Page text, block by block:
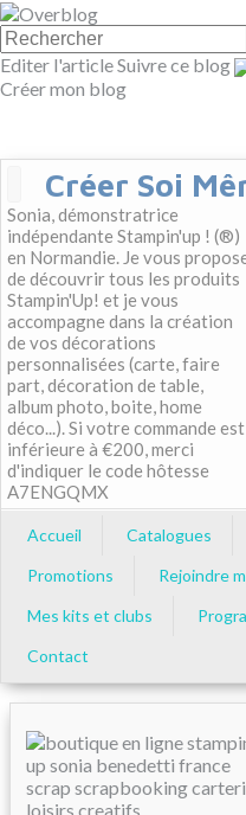
Editer l'articleSuivre ce blog
Créer mon blog
Créer Soi
Sonia, démonstratrice
indépendante Stampin'up ! (®)
en Normandie. Je vous
de découvrir tous les produits
Stampin'Up! et je vous
accompagne dans la création
de vos décorations
personnalisées (carte, faire
part, décoration de table,
album photo, boite, home
déco...). Si votre commande est
inférieure à €200, merci
d'indiquer le code hôtesse
A7ENGQMX
Accueil Catalogues
Promotions
Rejoindre
Mes kits et clubs
Contact